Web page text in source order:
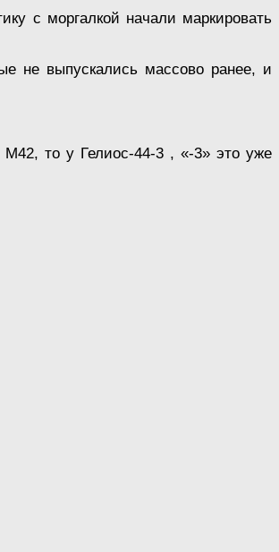
с моргалкой начали маркировать
не выпускались массово ранее, и
М42, то у Гелиос-44-3 , «-3» это уже